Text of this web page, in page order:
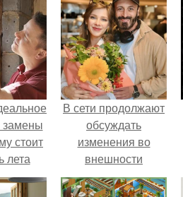
замены
стоит
лета
В сети продолжают
обсуждать
изменения во
внешности
актрисы.